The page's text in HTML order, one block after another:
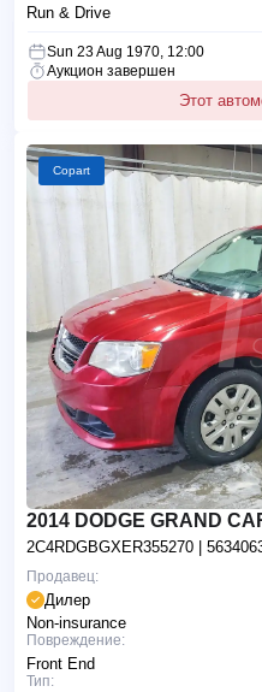
Run & Drive
Sun 23 Aug 1970, 12:00
Аукцион завершен
Этот
Copart
2014 DODGE GRAND
2C4RDGBGXER355270 |
Продавец:
Дилер
Non-insurance
Повреждение:
Front End
Тип: